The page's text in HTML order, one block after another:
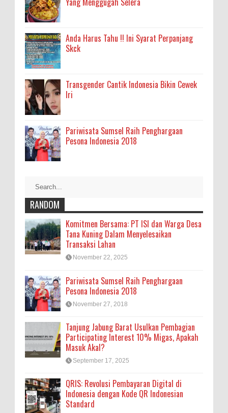
Anda Harus Tahu !! Ini Syarat Perpanjang
Skck
Transgender Cantik Indonesia Bikin Cewek
Iri
Pariwisata Sumsel Raih Penghargaan
Pesona Indonesia 2018
RANDOM
Komitmen Bersama: PT ISI dan Warga Desa
Tana Kuning Dalam Menyelesaikan
Transaksi Lahan
November 22, 2025
Pariwisata Sumsel Raih Penghargaan
Pesona Indonesia 2018
November 27, 2018
Tanjung Jabung Barat Usulkan Pembagian
Participating Interest 10% Migas, Apakah
Masuk Akal?
September 17, 2025
QRIS: Revolusi Pembayaran Digital di
Indonesia dengan Kode QR Indonesian
Standard